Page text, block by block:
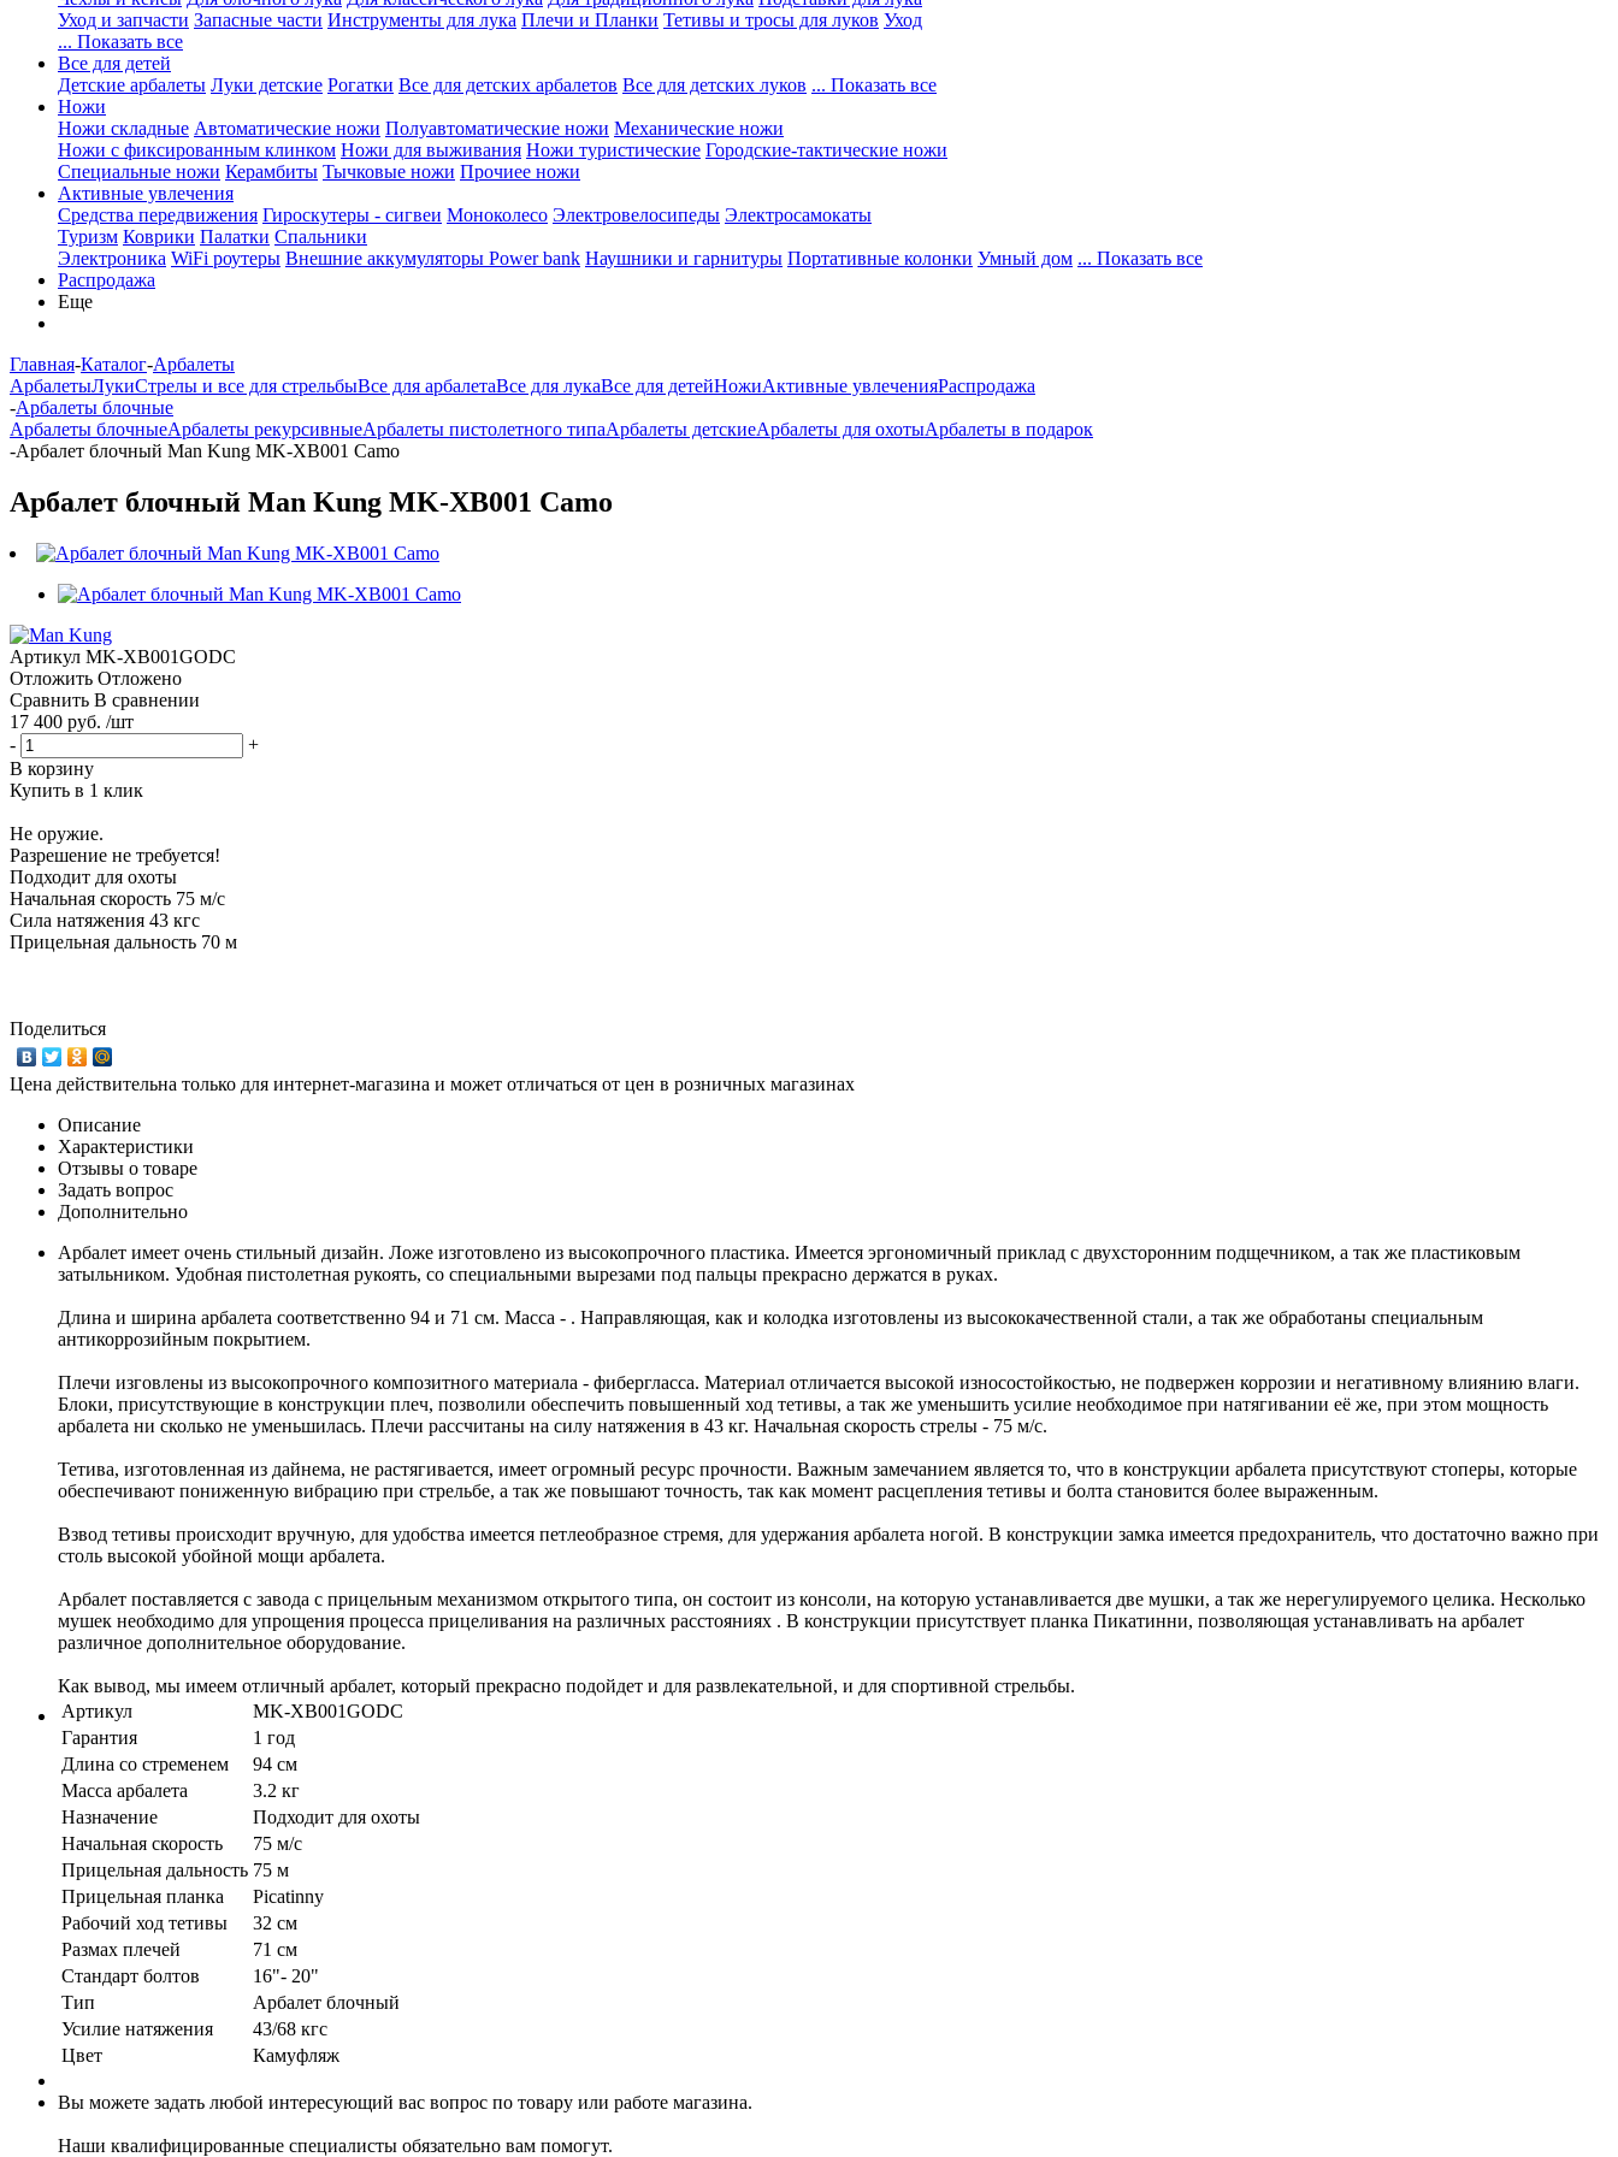
Уход и запчасти Запасные части Инструменты для лука Плечи и Планки Тетивы и тросы для луков Уход
... Показать все
Все для детей
Детские арбалеты Луки детские Рогатки Все для детских арбалетов Все для детских луков ... Показать все
Ножи
Ножи складные Автоматические ножи Полуавтоматические ножи Механические ножи
Ножи с фиксированным клинком Ножи для выживания Ножи туристические Городские-тактические ножи
Специальные ножи Керамбиты Тычковые ножи Прочиее ножи
Активные увлечения
Средства передвижения Гироскутеры - сигвеи Моноколесо Электровелосипеды Электросамокаты
Туризм Коврики Палатки Спальники
Электроника WiFi роутеры Внешние аккумуляторы Power bank Наушники и гарнитуры Портативные колонки Умный дом ... Показать все
Распродажа
Еще
Главная-Каталог-Арбалеты
АрбалетыЛукиСтрелы и все для стрельбыВсе для арбалетаВсе для лукаВсе для детейНожиАктивные увлеченияРаспродажа
-Арбалеты блочные
Арбалеты блочныеАрбалеты рекурсивныеАрбалеты пистолетного типаАрбалеты детскиеАрбалеты для охотыАрбалеты в подарок
-Арбалет блочный Man Kung MK-XB001 Camo
Арбалет блочный Man Kung MK-XB001 Camo
Артикул MK-XB001GODC
Отложить Отложено
Сравнить В сравнении
17 400 руб. /шт
-
+
В корзину
Купить в 1 клик
Не оружие.
Разрешение не требуется!
Подходит для охоты
Начальная скорость 75 м/c
Сила натяжения 43 кгс
Прицельная дальность 70 м
Поделиться
Цена действительна только для интернет-магазина и может отличаться от цен в розничных магазинах
Описание
Характеристики
Отзывы о товаре
Задать вопрос
Дополнительно
Арбалет имеет очень стильный дизайн. Ложе изготовлено из высокопрочного пластика. Имеется эргономичный приклад с двухсторонним подщечником, а так же пластиковым
затыльником. Удобная пистолетная рукоять, со специальными вырезами под пальцы прекрасно держатся в руках.
Длина и ширина арбалета соответственно 94 и 71 см. Масса - . Направляющая, как и колодка изготовлены из высококачественной стали, а так же обработаны специальным
антикоррозийным покрытием.
Плечи изговлены из высокопрочного композитного материала - фибергласса. Материал отличается высокой износостойкостью, не подвержен коррозии и негативному влиянию влаги.
Блоки, присутствующие в конструкции плеч, позволили обеспечить повышенный ход тетивы, а так же уменьшить усилие необходимое при натягивании её же, при этом мощность
арбалета ни сколько не уменьшилась. Плечи рассчитаны на силу натяжения в 43 кг. Начальная скорость стрелы - 75 м/с.
Тетива, изготовленная из дайнема, не растягивается, имеет огромный ресурс прочности. Важным замечанием является то, что в конструкции арбалета присутствуют стоперы, которые
обеспечивают пониженную вибрацию при стрельбе, а так же повышают точность, так как момент расцепления тетивы и болта становится более выраженным.
Взвод тетивы происходит вручную, для удобства имеется петлеобразное стремя, для удержания арбалета ногой. В конструкции замка имеется предохранитель, что достаточно важно при
столь высокой убойной мощи арбалета.
Арбалет поставляется с завода с прицельным механизмом открытого типа, он состоит из консоли, на которую устанавливается две мушки, а так же нерегулируемого целика. Несколько
мушек необходимо для упрощения процесса прицеливания на различных расстояниях . В конструкции присутствует планка Пикатинни, позволяющая устанавливать на арбалет
различное дополнительное оборудование.
Как вывод, мы имеем отличный арбалет, который прекрасно подойдет и для развлекательной, и для спортивной стрельбы.
Артикул
MK-XB001GODC
Гарантия
1 год
Длина со стременем
94 см
Масса арбалета
3.2 кг
Назначение
Подходит для охоты
Начальная скорость
75 м/с
Прицельная дальность 75 м
Прицельная планка
Picatinny
Рабочий ход тетивы
32 см
Размах плечей
71 см
Стандарт болтов
16"- 20"
Тип
Арбалет блочный
Усилие натяжения
43/68 кгс
Цвет
Камуфляж
Вы можете задать любой интересующий вас вопрос по товару или работе магазина.
Наши квалифицированные специалисты обязательно вам помогут.